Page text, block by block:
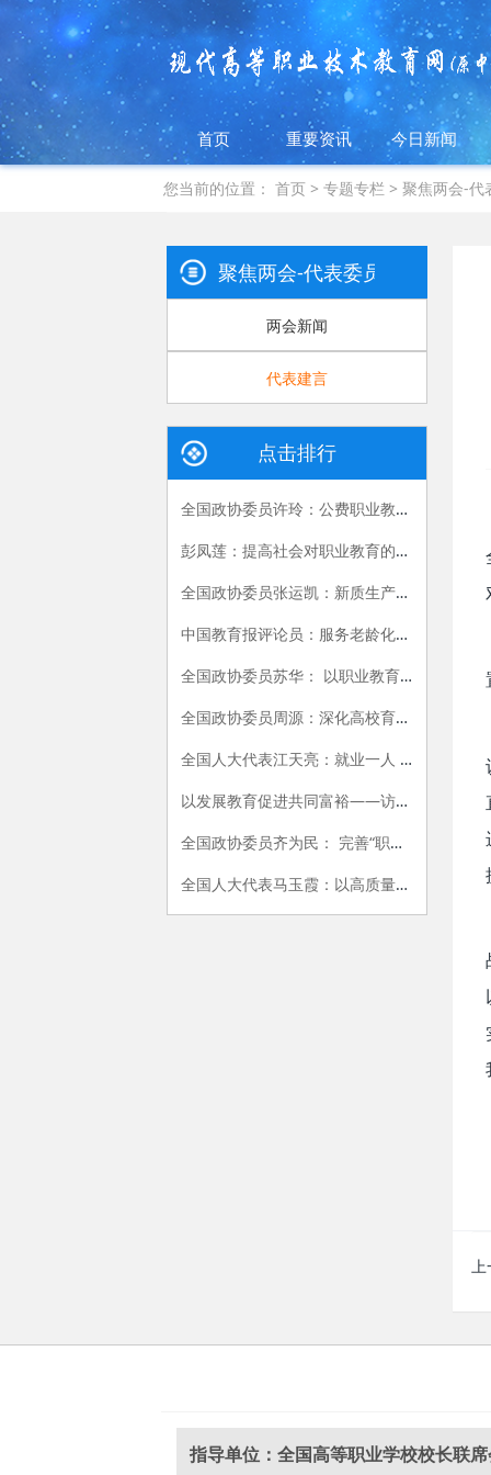
首页 重要资讯 今日新闻
您当前的位置：首页 >专题专栏 >聚焦两会-代
聚焦两会-代表委员话高职2024
两会新闻
代表建言
点击排行
全国政协委员许玲：公费职业教育师范生需要政策支持
彭凤莲：提高社会对职业教育的重视程度
全国政协委员张运凯：新质生产力人才培养 职业教育发挥至关重要作用
中国教育报评论员：服务老龄化社会应是职教“重要赛道”
​全国政协委员苏华： 以职业教育提升促高质量就业
全国政协委员周源：深化高校育人模式改革提高人才自主培养能力
全国人大代表江天亮：就业一人 幸福一家 带动一方
以发展教育促进共同富裕——访全国政协委员吴志明
全国政协委员齐为民： 完善“职教高考”制度形成标准化组织流程
全国人大代表马玉霞：以高质量职业教育助力发展新质生产力
指导单位：全国高等职业学校校长联